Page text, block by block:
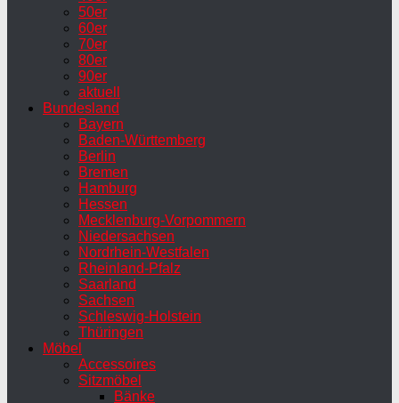
50er
60er
70er
80er
90er
aktuell
Bundesland
Bayern
Baden-Württemberg
Berlin
Bremen
Hamburg
Hessen
Mecklenburg-Vorpommern
Niedersachsen
Nordrhein-Westfalen
Rheinland-Pfalz
Saarland
Sachsen
Schleswig-Holstein
Thüringen
Möbel
Accessoires
Sitzmöbel
Bänke